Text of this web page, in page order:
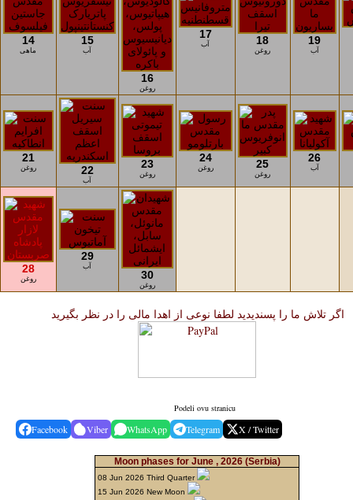
14
ماهی
15
آب
16
روغن
17
آب 18
روغن
19
آب
21
روغن 22
آب
23
روغن
24
روغن 25
روغن
26
آب
28
روغن
29
آب
30
روغن
اگر تلاش ما را پسندیدید لطفا نوعی از اهدا مالی را در نظر بگیرید
Podeli ovu stranicu
Facebook Viber WhatsApp Telegram X / Twitter
Moon phases for June , 2026(Serbia)
08 Jun 2026 Third Quarter
15 Jun 2026 New Moon